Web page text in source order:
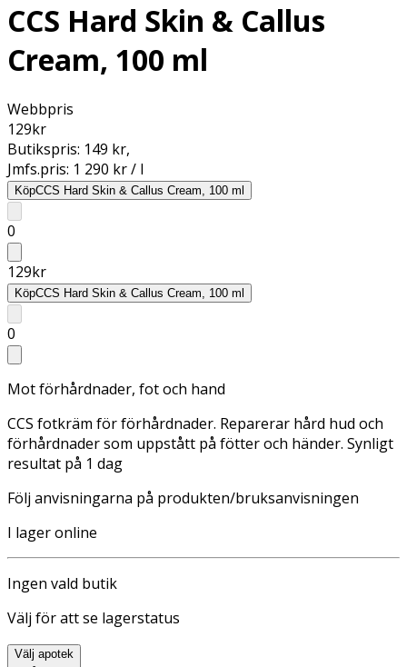
CCS Hard Skin & Callus
Cream, 100 ml
Webbpris
129kr
Butikspris: 149 kr,
Jmfs.pris: 1 290 kr / l
KöpCCS Hard Skin & Callus Cream, 100 ml
0
129kr
KöpCCS Hard Skin & Callus Cream, 100 ml
0
Mot förhårdnader, fot och hand
CCS fotkräm för förhårdnader. Reparerar hård hud och
förhårdnader som uppstått på fötter och händer. Synligt
resultat på 1 dag
Följ anvisningarna på produkten/bruksanvisningen
I lager online
Ingen vald butik
Välj för att se lagerstatus
Välj apotek